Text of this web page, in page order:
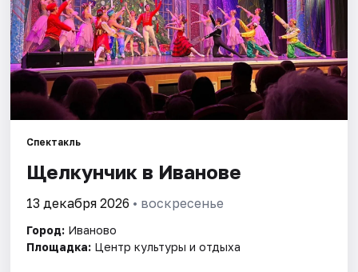
Города
Площадки
Артисты
Рейтинги
Спектакль
Щелкунчик в Иванове
13 декабря 2026 • воскресенье
Город: Иваново
Площадка: Центр культуры и отдыха